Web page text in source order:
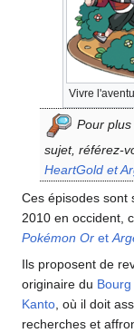
Vivre
Pour
sujet, référez-
HeartGold et
Ces épisodes sont
2010 en occident,
Pokémon Or et
Ils proposent de
originaire du
Kanto , où il doit
recherches et